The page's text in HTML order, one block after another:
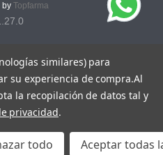
by Topfarma
similares) para
su experiencia de compra.Al
la recopilación de datos tal y
privacidad.
todo Aceptar todas